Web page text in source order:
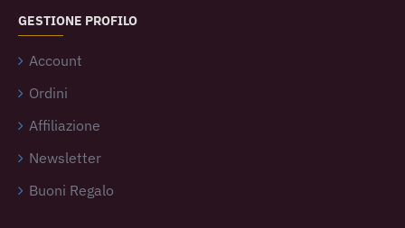
GESTIONE PROFILO
Account
Ordini
Affiliazione
Newsletter
Buoni Regalo